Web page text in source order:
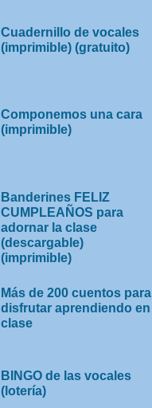
Cuadernillo de vocales
(imprimible) (gratuito)
Componemos una cara
(imprimible)
Banderines FELIZ
CUMPLEAÑOS para
adornar la clase
(descargable)
(imprimible)
Más de 200 cuentos para
disfrutar aprendiendo en
clase
BINGO de las vocales
(lotería)